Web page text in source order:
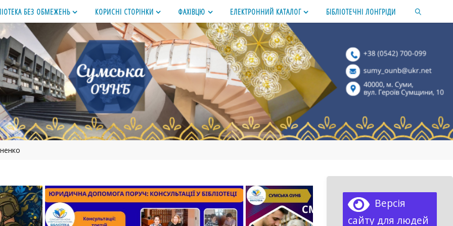
БЕЗ ОБМЕЖЕНЬ КОРИСНІ СТОРІНКИ ФАХІВЦЮ ЕЛЕКТРОННИЙ КАТАЛОГ БІБЛІОТЕЧНІ ЛОНГРІДИ
Версія
сайту для людей